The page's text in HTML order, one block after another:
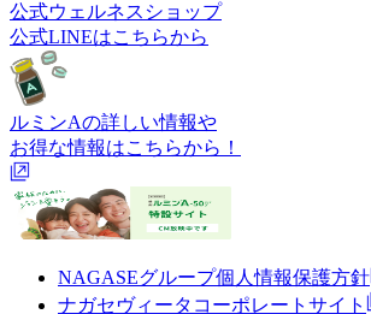
公式ウェルネスショップ
公式LINEはこちらから
ルミンAの詳しい情報や
お得な情報はこちらから！
NAGASEグループ個人情報保護方針
ナガセヴィータコーポレートサイト